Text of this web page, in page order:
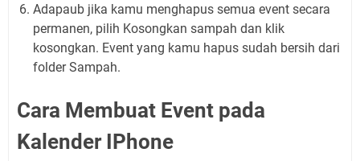
Adapaub jika kamu menghapus semua event secara
permanen, pilih Kosongkan sampah dan klik
kosongkan. Event yang kamu hapus sudah bersih dari
folder Sampah.
Cara Membuat Event pada
Kalender IP hone